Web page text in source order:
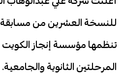
للنسخة العشرين من مسابقة
تنظمها مؤسسة إنجاز الكويت
المرحلتين الثانوية